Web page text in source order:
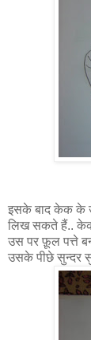
इसके बाद केक के
लिख सकते हैं.. केक
उस पर फ़ूल पत्ते
उसके पीछे सुन्दर